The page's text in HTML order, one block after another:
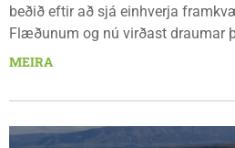
beðið eftir að sjá einhverja
Flæðunum og nú virðast draumar
Þórður Hansen mætti með tæki og
og sagði Magnús Barðdal
þegar Feykir spurði hann út í málið.
MEIRA